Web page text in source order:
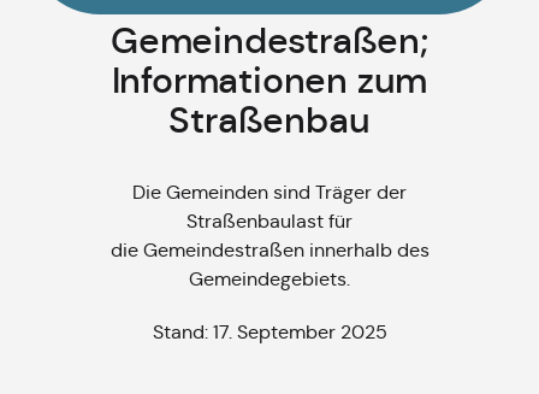
Gemeindestraßen;
Informationen zum
Straßenbau
Die Gemeinden sind Träger der
Straßenbaulast für
die Gemeindestraßen innerhalb des
Gemeindegebiets.
Stand: 17. September 2025